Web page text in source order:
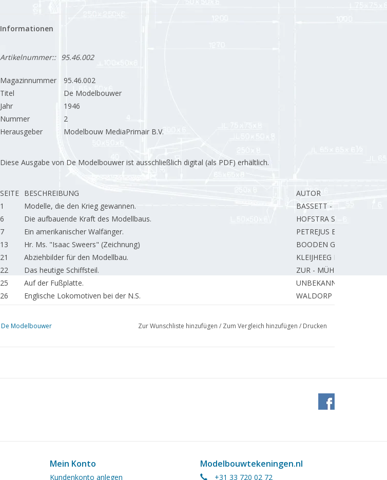
Informationen
Artikelnummer:: 95.46.002
Magazinnummer
95.46.002
Titel
De Modelbouwer
Jahr
1946
Nummer
2
Herausgeber
Modelbouw MediaPrimair B.V.
Diese Ausgabe von De Modelbouwer ist ausschließlich digital (als PDF) erhältlich.
SEITE BESCHREIBUNG
AUTOR
1
Modelle, die den Krieg gewannen.
BASSETT - LOWKE W.
6
Die aufbauende Kraft des Modellbaus.
HOFSTRA S.
7
Ein amerikanischer Walfänger.
PETREJUS E.
13
Hr. Ms. "Isaac Sweers" (Zeichnung)
BOODEN G.
21
Abziehbilder für den Modellbau.
KLEIJHEEG L.
22
Das heutige Schiffsteil.
ZUR - MÜHLEN A.
25
Auf der Fußplatte.
UNBEKANNT
26
Englische Lokomotiven bei der N.S.
WALDORP H.
32
Über die Grundlagen des Eisenbahnmodellbaus.
PAUWELS A.
PRINSEN B.
UNBEKANNT
Modell eines Rudge-Motorrads.
KLEIJHEEG L.
Literaturübersicht.
De Modelbouwer Zur Wunschliste hinzufügen / Zum Vergleich hinzufügen / Drucken
Mein Konto
Kundenkonto anlegen
Modelbouwtekeningen.nl
+31 33 720 02 72